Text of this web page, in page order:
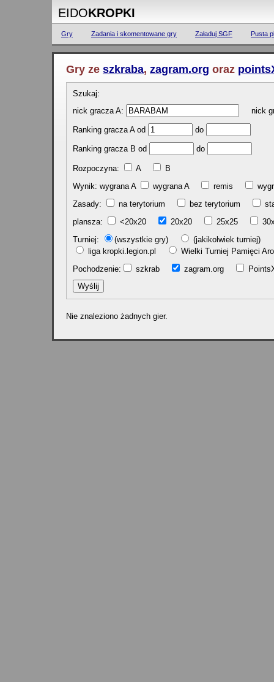
EIDOKROPKI
Gry Zadania i skomentowane gry Załaduj SGF Pusta
Gry ze szkraba, zagram.org oraz
Szukaj:
nick gracza A:
nick
Ranking gracza A od do
Ranking gracza B od do
Rozpoczyna: A
B
Wynik: wygrana A
wygrana A remis
Zasady:
na terytorium bez terytorium
plansza:
<20x20 20x20 25x25
Turniej:
(wszystkie gry)
(jakikolwiek turniej)
liga kropki.legion.pl
Wielki Turniej Pamięci
Pochodzenie:
szkrab zagram.org
Nie znaleziono żadnych gier.